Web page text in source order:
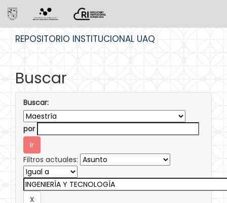
REPOSITORIO INSTITUCIONAL UAQ
Buscar
Buscar:
por
Filtros actuales: